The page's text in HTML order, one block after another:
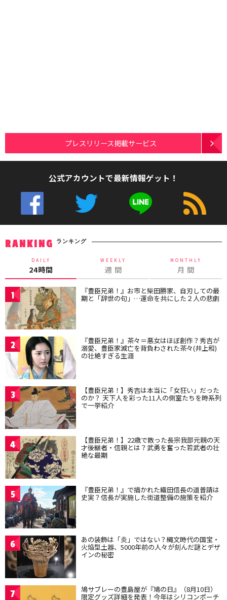
プレスリリース掲載サービス
公式アカウントで最新情報ゲット！
RANKING ランキング
DAILY
24時間
WEEKLY
週 間
MONTHLY
月 間
1 『豊臣兄弟！』お市と柴田勝家、自刃しての最
期と「辞世の句」…運命を共にした２人の悲劇
2 『豊臣兄弟！』茶々＝悪女はほぼ創作？秀吉が
溺愛、豊臣家滅亡を背負わされた茶々(井上和)
の壮絶すぎる生涯
3 【豊臣兄弟！】秀吉は本当に「女狂い」だった
のか？ 天下人を彩った11人の側室たちを時系列
で一挙紹介
4 【豊臣兄弟！】22歳で散った長宗我部元親の天
才後継者・信親とは？武勇を奮った若武者の壮
絶な最期
5 『豊臣兄弟！』で描かれた織田信長の道普請は
史実？信長が実施した街道整備の施策を紹介
6 あの装飾は「炎」ではない？縄文時代の国宝・
火焔型土器、5000年前の人々が刻んだ謎とデザ
インの秘密
7 鳩サブレーの豊島屋が『鳩の日』（8月10日）
限定グッズ詳細を発表！今年はシリコンポーチ